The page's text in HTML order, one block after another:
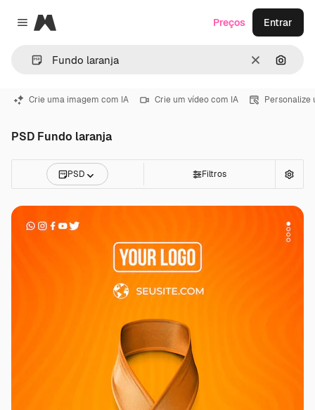
Close menu
Magnific
Limpar
Preços Entrar
Crie uma imagem com IA Crie um vídeo com IA Personalize
PSD Fundo laranja
PSD Filtros